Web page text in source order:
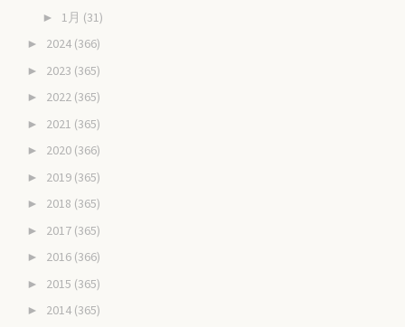
► 1月 (31)
► 2024 (366)
► 2023 (365)
► 2022 (365)
► 2021 (365)
► 2020 (366)
► 2019 (365)
► 2018 (365)
► 2017 (365)
► 2016 (366)
► 2015 (365)
► 2014 (365)